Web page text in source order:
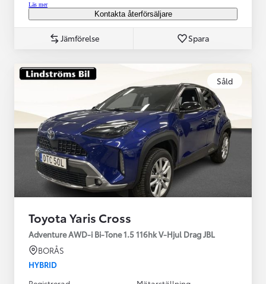
Läs mer
Kontakta återförsäljare
Jämförelse Spara
Såld
Toyota Yaris Cross
Adventure AWD-i Bi-Tone 1.5 116hk V-Hjul Drag JBL
BORÅS
HYBRID